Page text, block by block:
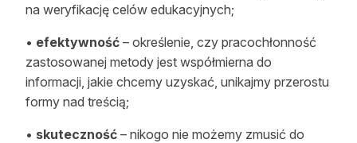
na weryfikację celów edukacyjnych;
• efektywność – określenie, czy pracochłonność
zastosowanej metody jest współmierna do
informacji, jakie chcemy uzyskać, unikajmy przerostu
formy nad treścią;
• skuteczność – nikogo nie możemy zmusić do